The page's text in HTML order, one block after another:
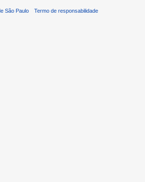
São Paulo Termo de responsabilidade